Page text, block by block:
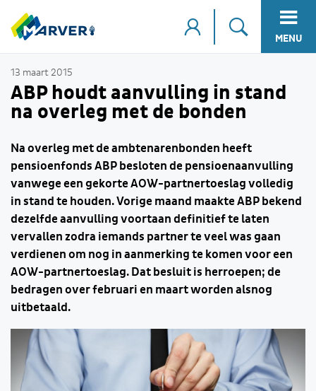
MENU
13 maart 2015
ABP houdt aanvulling in stand
na overleg met de bonden
Na overleg met de ambtenarenbonden heeft
pensioenfonds ABP besloten de pensioenaanvulling
vanwege een gekorte AOW-partnertoeslag volledig
in stand te houden. Vorige maand maakte ABP bekend
dezelfde aanvulling voortaan definitief te laten
vervallen zodra iemands partner te veel was gaan
verdienen om nog in aanmerking te komen voor een
AOW-partnertoeslag. Dat besluit is herroepen; de
bedragen over februari en maart worden alsnog
uitbetaald.